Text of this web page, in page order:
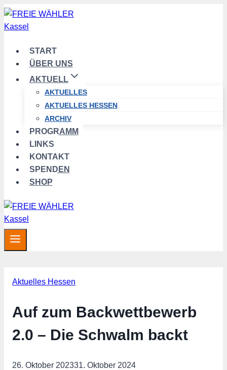
Zum
Inhalt
START
ÜBER UNS
AKTUELL
AKTUELLES
AKTUELLES HESSEN
ARCHIV
PROGRAMM
LINKS
KONTAKT
SPENDEN
SHOP
Aktuelles Hessen
Auf zum Backwettbewerb
2.0 – Die Schwalm backt
26. Oktober 202331. Oktober 2024